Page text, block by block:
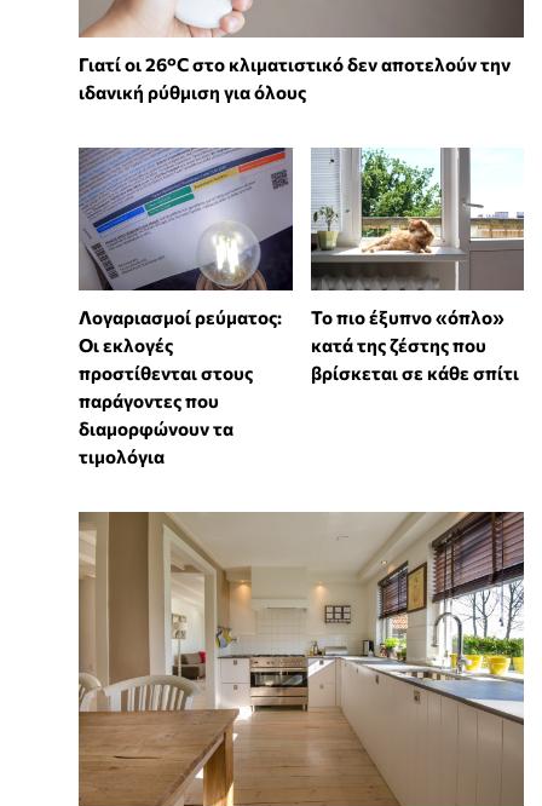
Γιατί οι 26°C στο κλιματιστικό δεν αποτελούν την
ιδανική ρύθμιση για όλους
Λογαριασμοί ρεύματος:
Οι εκλογές
προστίθενται στους
παράγοντες που
διαμορφώνουν τα
τιμολόγια
To πιο έξυπνο «όπλο»
κατά της ζέστης που
βρίσκεται σε κάθε σπίτι